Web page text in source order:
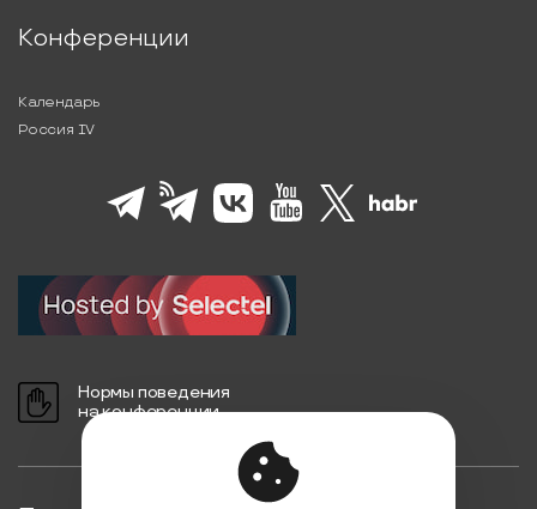
Конференции
Календарь
Россия IV
Нормы поведения
на конференции